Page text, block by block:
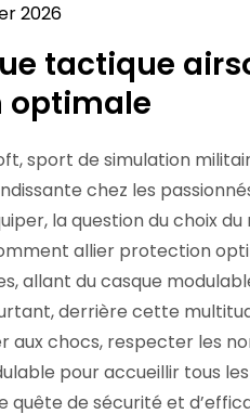
2026
tactique
optimale
sport de simulation
chez les
la question du choix
allier protection
allant du casque
derrière cette
aux chocs, respecter les
pour accueillir tous
quête de sécurité et